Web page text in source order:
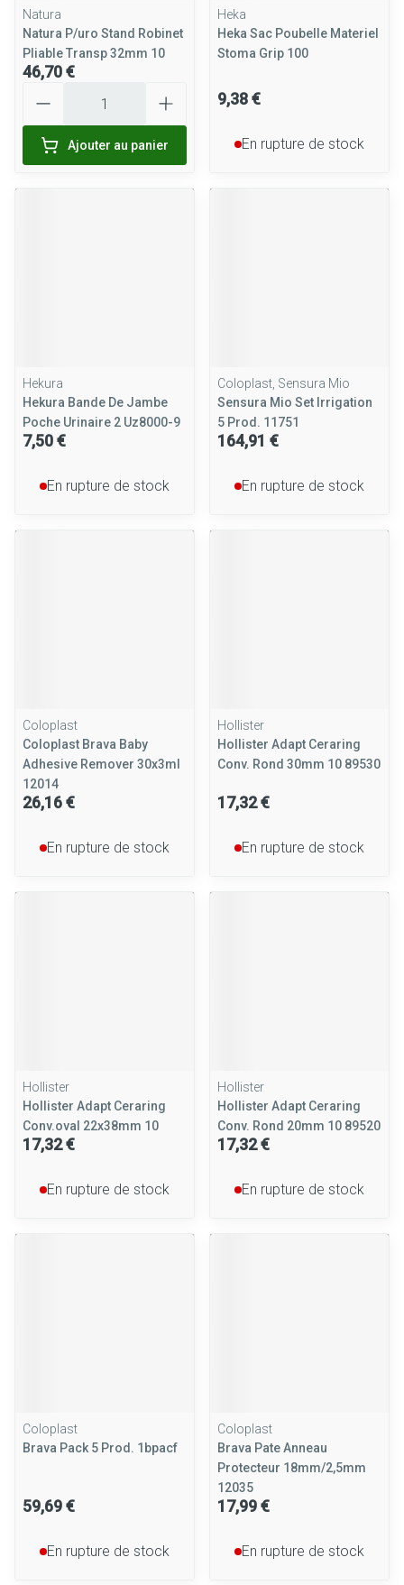
Natura
Natura P/uro Stand Robinet
Pliable Transp 32mm 10
46,70 €
Ajouter au panier
Heka
Heka Sac Poubelle Materiel
Stoma Grip 100
9,38 €
En rupture de stock
Hekura
Hekura Bande De Jambe
Poche Urinaire 2 Uz8000-9
7,50 €
En rupture de stock
Coloplast, Sensura Mio
Sensura Mio Set Irrigation
5 Prod. 11751
164,91 €
En rupture de stock
Coloplast
Coloplast Brava Baby
Adhesive Remover 30x3ml
12014
26,16 €
En rupture de stock
Hollister
Hollister Adapt Ceraring
Conv. Rond 30mm 10 89530
17,32 €
En rupture de stock
Hollister
Hollister Adapt Ceraring
Conv.oval 22x38mm 10
17,32 €
En rupture de stock
Hollister
Hollister Adapt Ceraring
Conv. Rond 20mm 10 89520
17,32 €
En rupture de stock
Coloplast
Brava Pack 5 Prod. 1bpacf
59,69 €
En rupture de stock
Coloplast
Brava Pate Anneau
Protecteur 18mm/2,5mm
12035
17,99 €
En rupture de stock